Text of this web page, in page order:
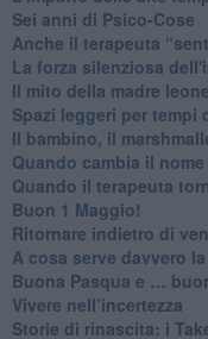
Sei anni di Psico-Cose
​Anche il terapeuta
​La forza silenziosa
​Il mito della madre
Spazi leggeri per tempi
Il bambino, il
​Quando cambia il
​Quando il terapeuta
​Buon 1 Maggio!
Ritornare indietro di
​A cosa serve davvero
​Buona Pasqua e …
​Vivere nell’incertezza
​Storie di rinascita: i